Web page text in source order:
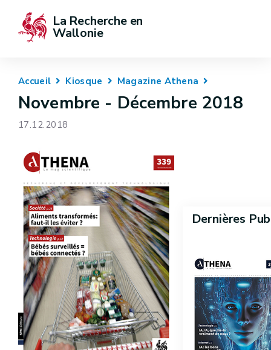
La Recherche en
Wallonie
Accueil Kiosque Magazine Athena
Novembre - Décembre 2018
17.12.2018
Dernières